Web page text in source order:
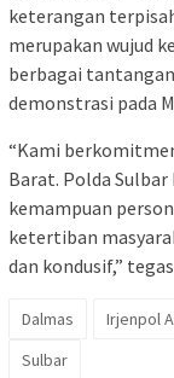
keterangan
merupakan wujud
berbagai
demonstrasi pada
“Kami
Barat. Polda
kemampuan
ketertiban
dan kondusif,”
Dalmas Irjenpol
Sulbar